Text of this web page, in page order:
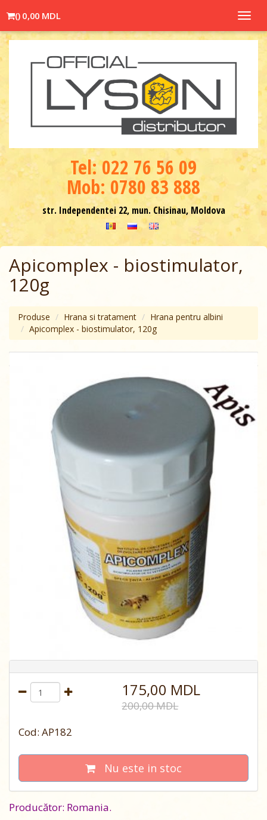
() 0,00 MDL
Теl: 022 76 56 09
Mob: 0780 83 888
str. Independentei 22, mun. Chisinau, Moldova
Apicomplex - biostimulator,
120g
Produse Hrana si tratament
Hrana pentru albini
Apicomplex - biostimulator, 120g
175,00 MDL
200,00 MDL
Cod: AP182
Nu este in stoc
Producător: Romania.